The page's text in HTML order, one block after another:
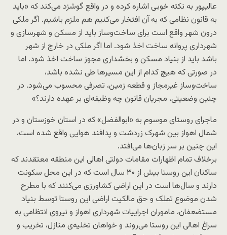
عالیپور به نکته خوبی اشاره کرده و در واقع گوشزد می‌کند که «باید
به قانون نظامی که به آن افتخار می‌کنیم هم ملزم باشیم. اگر ملکی
درون شهر واقع است برای ساخت‌وساز باید از مسکن و شهرسازی و
شهرداری پروانه ساخت اخذ شود. اما اگر ملکی در خارج از شهر
باشد باید از بنیاد مسکن و بخشداری مجوز ساخت اخذ شود. اما
در صورتی که هیچ کدام از این مسیرها طی نشده باشد،
ساخت‌وساز غیرمجاز و قطعه زمین، تصرفی محسوب می‌شود. در
چنین وضعیتی، مجریان قانون چه وظیفه‌ای بر عهده دارند؟»
ماجرای روستای موسوم به «ابوالفضل» که در استان خوزستان و در
شمال اهواز بین شهرک زردشت و پدافند هوایی واقع شده است،
این چنین بر سر زبان‌ها می‌افتد.
برخلاف تمام اظهارات مقامات دولتی اهالی این منطقه معتقدند که
ساکنان این روستا بیش از ۳۰ سال است که در این محل سکونت
دارند و سال‌ها است در این اراضی کشاورزی می‌کنند که با مطرح
شدن موضوع تملک و حق مالکیت اراضی این روستا توسط بنیاد
مستضعفان، ماموران اجراییات شهرداری اهواز و نیروی انتظامی به
‌سراغ اهالی این روستا می‌روند و خواهان تخلیه‌ی منازل، تخریب و